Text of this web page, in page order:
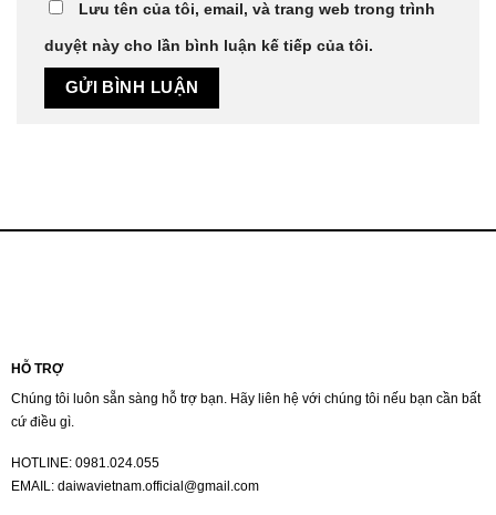
Lưu tên của tôi, email, và trang web trong trình
duyệt này cho lần bình luận kế tiếp của tôi.
HỖ TRỢ
Chúng tôi luôn sẵn sàng hỗ trợ bạn. Hãy liên hệ với chúng tôi nếu bạn cần bất
cứ điều gì.
HOTLINE: 0981.024.055
EMAIL: daiwavietnam.official@gmail.com